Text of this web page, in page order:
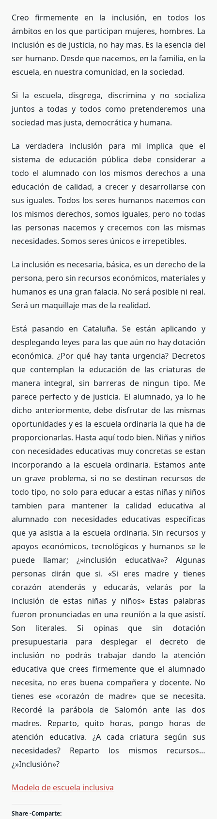
Creo firmemente en la inclusión, en todos los
ámbitos en los que participan mujeres, hombres. La
inclusión es de justicia, no hay mas. Es la esencia del
ser humano. Desde que nacemos, en la familia, en la
escuela, en nuestra comunidad, en la sociedad.
Si la escuela, disgrega, discrimina y no socializa
juntos a todas y todos como pretenderemos una
sociedad mas justa, democrática y humana.
La verdadera inclusión para mi implica que el
sistema de educación pública debe considerar a
todo el alumnado con los mismos derechos a una
educación de calidad, a crecer y desarrollarse con
sus iguales. Todos los seres humanos nacemos con
los mismos derechos, somos iguales, pero no todas
las personas nacemos y crecemos con las mismas
necesidades. Somos seres únicos e irrepetibles.
La inclusión es necesaria, básica, es un derecho de la
persona, pero sin recursos económicos, materiales y
humanos es una gran falacia. No será posible ni real.
Será un maquillaje mas de la realidad.
Está pasando en Cataluña. Se están aplicando y
desplegando leyes para las que aún no hay dotación
económica. ¿Por qué hay tanta urgencia? Decretos
que contemplan la educación de las criaturas de
manera integral, sin barreras de ningun tipo. Me
parece perfecto y de justicia. El alumnado, ya lo he
dicho anteriormente, debe disfrutar de las mismas
oportunidades y es la escuela ordinaria la que ha de
proporcionarlas. Hasta aquí todo bien. Niñas y niños
con necesidades educativas muy concretas se estan
incorporando a la escuela ordinaria. Estamos ante
un grave problema, si no se destinan recursos de
todo tipo, no solo para educar a estas niñas y niños
tambien para mantener la calidad educativa al
alumnado con necesidades educativas específicas
que ya asistia a la escuela ordinaria. Sin recursos y
apoyos económicos, tecnológicos y humanos se le
puede llamar; ¿»inclusión educativa»? Algunas
personas dirán que si. «Si eres madre y tienes
corazón atenderás y educarás, velarás por la
inclusión de estas niñas y niños» Estas palabras
fueron pronunciadas en una reuníón a la que asistí.
Son literales. Si opinas que sin dotación
presupuestaria para desplegar el decreto de
inclusión no podrás trabajar dando la atención
educativa que crees firmemente que el alumnado
necesita, no eres buena compañera y docente. No
tienes ese «corazón de madre» que se necesita.
Recordé la parábola de Salomón ante las dos
madres. Reparto, quito horas, pongo horas de
atención educativa. ¿A cada criatura según sus
necesidades? Reparto los mismos recursos…
¿»Inclusión»?
Modelo de escuela inclusiva
Share -Comparte: